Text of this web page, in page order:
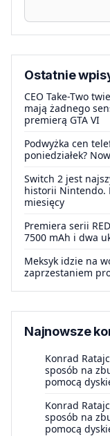
Ostatnie
CEO Take-Two
mają żadnego
premierą GTA VI
Podwyżka cen
poniedziałek?
Switch 2 jest
historii Nintendo.
miesięcy
Premiera serii
7500 mAh i dwa
Meksyk idzie na
zaprzestaniem
Najnowsze
Konrad
sposób na
pomocą
Konrad
sposób na
pomocą